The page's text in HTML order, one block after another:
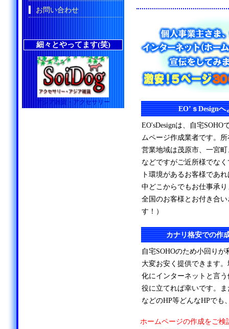
EO’ｓDesign
EO'sDesignは、自宅SOHO
ムページ作成業者です。
営業地域は茂原市、一宮
などですがご近所様でな
ト環境があるお客様であ
中どこからでもお仕事承
全国のお客様とお付き合
す！）
カナリ格安での作
自宅SOHOのため小回り
大変お安く提供できます
化にインターネットと言
役に立てれば幸いです。
などのHP等どんなHPでも
ホームページの作成をご検
お問い合わせ
細々とやってます(笑)
アジア雑貨・アクセサリー